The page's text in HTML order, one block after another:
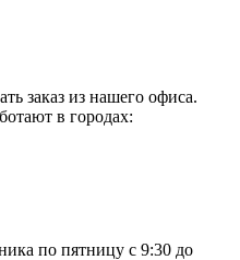
заказ из нашего офиса.
в городах:
по пятницу с 9:30 до